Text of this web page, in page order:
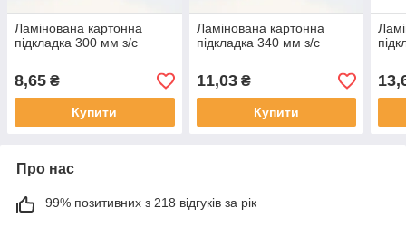
Ламінована картонна
підкладка 300 мм з/с
8,65 ₴
Купити
Ламінована картонна
підкладка 340 мм з/с
11,03₴
Купити
Про нас
99% позитивних з 218 відгуків за рік